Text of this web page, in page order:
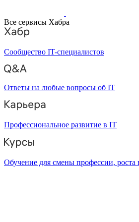
Все сервисы Хабра
Сообщество IT-специалистов
Ответы на любые вопросы об IT
Профессиональное развитие в IT
Обучение для смены профессии, роста